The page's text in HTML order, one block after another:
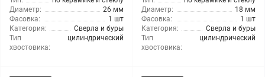
Диаметр:
26 мм
Фасовка:
1 шт
Категория:
Сверла и буры
Тип
хвостовика:
цилиндрический
Диаметр:
18 мм
Фасовка:
1 шт
Категория:
Сверла и буры
Тип
хвостовика:
цилиндрический